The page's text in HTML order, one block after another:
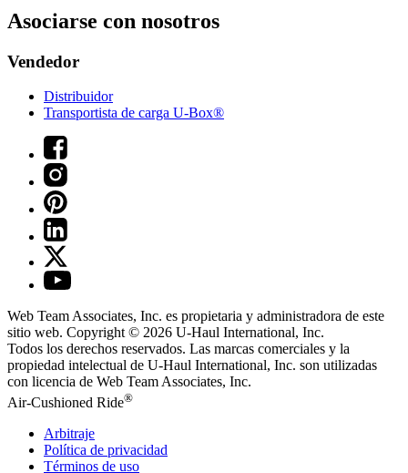
Asociarse con nosotros
Vendedor
Distribuidor
Transportista de carga U-Box®
Web Team Associates, Inc. es propietaria y administradora de este
sitio web. Copyright © 2026 U-Haul International, Inc.
Todos los derechos reservados. Las marcas comerciales y la
propiedad intelectual de U-Haul International, Inc. son utilizadas
con licencia de Web Team Associates, Inc.
Air-Cushioned Ride®
Arbitraje
Política de privacidad
Términos de uso